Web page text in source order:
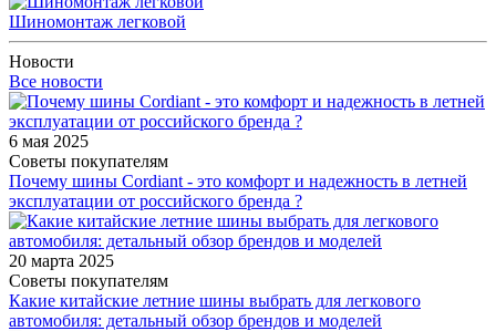
Шиномонтаж легковой
Новости
Все новости
6 мая 2025
Советы покупателям
Почему шины Cordiant - это комфорт и надежность в летней
эксплуатации от российского бренда ?
20 марта 2025
Советы покупателям
Какие китайские летние шины выбрать для легкового
автомобиля: детальный обзор брендов и моделей